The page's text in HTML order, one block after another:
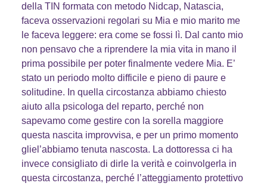
della TIN formata con metodo Nidcap, Natascia,
faceva osservazioni regolari su Mia e mio marito me
le faceva leggere: era come se fossi lì. Dal canto mio
non pensavo che a riprendere la mia vita in mano il
prima possibile per poter finalmente vedere Mia. E’
stato un periodo molto difficile e pieno di paure e
solitudine. In quella circostanza abbiamo chiesto
aiuto alla psicologa del reparto, perché non
sapevamo come gestire con la sorella maggiore
questa nascita improvvisa, e per un primo momento
gliel’abbiamo tenuta nascosta. La dottoressa ci ha
invece consigliato di dirle la verità e coinvolgerla in
questa circostanza, perché l’atteggiamento protettivo